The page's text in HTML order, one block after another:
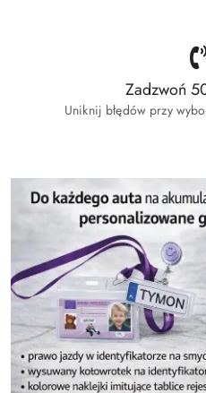
Zadzwoń
Uniknij błędów przy